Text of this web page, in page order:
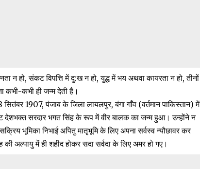
न हो, संकट विपत्ति में दु:ख न हो, युद्ध में भय अथवा कायरता न हो, तीनों
कभी-कभी ही जन्म देती है।
1907, पंजाब के जिला लायलपुर, बंगा गाँव (वर्तमान पाकिस्तान) में
देशभक्त सरदार भगत सिंह के रूप में वीर बालक का जन्म हुआ। उन्होंने न
भूमिका निभाई अपितु मातृभूमि के लिए अपना सर्वस्व न्यौछावर कर
की अल्पायु में ही शहीद होकर सदा सर्वदा के लिए अमर हो गए।